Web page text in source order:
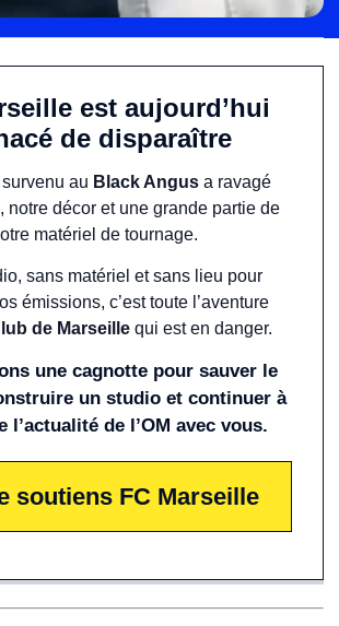
est aujourd’hui
de disparaître
survenu au Black Angusa ravagé
notre décor et une grande partie de
matériel de tournage.
sans matériel et sans lieu pour
émissions, c’est toute l’aventure
de Marseille qui est en danger.
une cagnotte pour sauver le
un studio et continuer à
l’actualité de l’OM avec vous.
soutiens FC Marseille